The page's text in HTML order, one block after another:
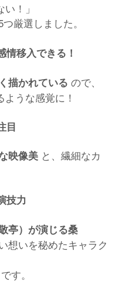
！」
つ厳選しました。
移入できる！
描かれている ので、
うな感覚に！
目
映像美 と、繊細なカ
技力
亭）が演じる桑
想いを秘めたキャラク
す。